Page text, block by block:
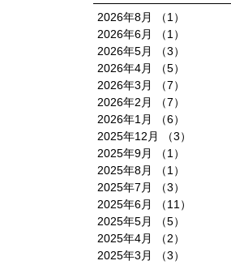
2026年8月 （1）
2026年6月
（1）
2026年5月
（3）
2026年4月
（5）
2026年3月
（7）
2026年2月
（7）
2026年1月
（6）
2025年12月
（3）
2025年9月
（1）
2025年8月
（1）
2025年7月
（3）
2025年6月
（11）
2025年5月
（5）
2025年4月
（2）
2025年3月
（3）